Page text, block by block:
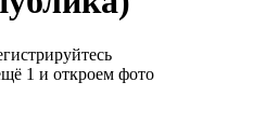
1 и откроем фото